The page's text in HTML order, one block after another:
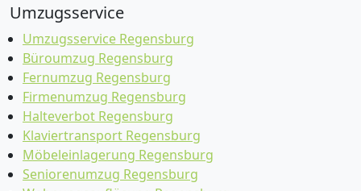
Umzugsservice
Umzugsservice Regensburg
Büroumzug Regensburg
Fernumzug Regensburg
Firmenumzug Regensburg
Halteverbot Regensburg
Klaviertransport Regensburg
Möbeleinlagerung Regensburg
Seniorenumzug Regensburg